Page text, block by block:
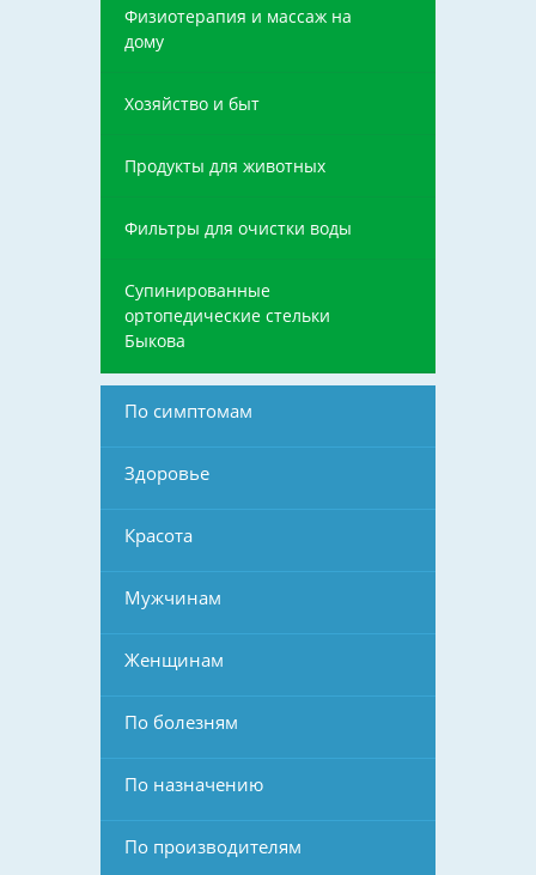
Физиотерапия и массаж на
дому
Хозяйство и быт
Продукты для животных
Фильтры для очистки воды
Супинированные
ортопедические стельки
Быкова
По симптомам
Здоровье
Красота
Мужчинам
Женщинам
По болезням
По назначению
По производителям